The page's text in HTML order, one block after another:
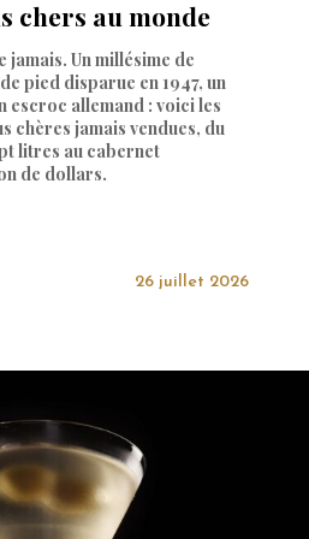
chers au monde
jamais. Un millésime de
pied disparue en 1947, un
escroc allemand : voici les
chères jamais vendues, du
litres au cabernet
de dollars.
26 juillet 2026